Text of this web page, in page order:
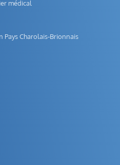
médical
Pays Charolais-Brionnais